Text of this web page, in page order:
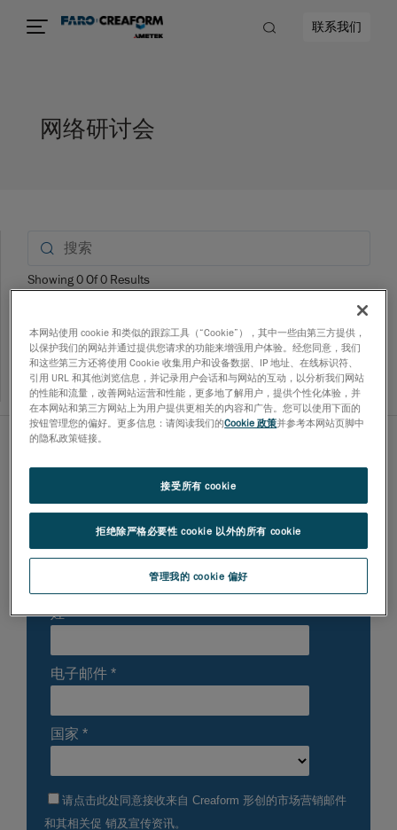
联系我们
网络研讨会
Showing0Of0 Results
选择一个选项：
本网站使用 cookie 和类似的跟踪工具（“Cookie”），其中一些由第三方提供，
以保护我们的网站并通过提供您请求的功能来增强用户体验。经您同意，我们
和这些第三方还将使用 Cookie 收集用户和设备数据、IP 地址、在线标识符、
引用 URL 和其他浏览信息，并记录用户会话和与网站的互动，以分析我们网站
的性能和流量，改善网站运营和性能，更多地了解用户，提供个性化体验，并
在本网站和第三方网站上为用户提供更相关的内容和广告。您可以使用下面的
按钮管理您的偏好。更多信息：请阅读我们的Cookie 政策并参考本网站页脚中
的隐私政策链接。
管理我的 cookie 偏好
拒绝除严格必要性 cookie 以外的所有 cookie
接受所有 cookie